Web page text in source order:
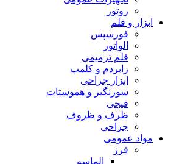
روتور
ابزار و قلم
فورسپس
الواتور
قلم ترمیمی
رابردم و کلمپ
ابزار جراحی
سوزنگیر و هموستات
قیچی
ظرف و ظروف
جراحی
مواد عمومی
فرز
الماسه